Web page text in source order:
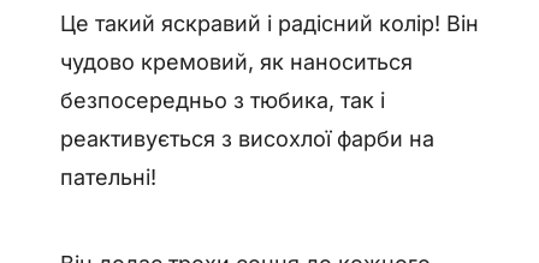
Це такий яскравий і радісний колір! Він
чудово кремовий, як наноситься
безпосередньо з тюбика, так і
реактивується з висохлої фарби на
пательні!